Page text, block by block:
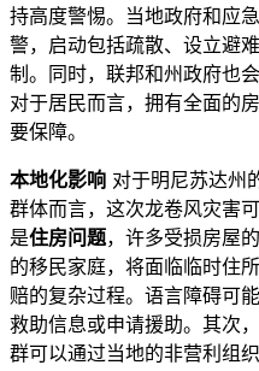
持高度警惕。当地政府和应
警，启动包括疏散、设立避
制。同时，联邦和州政府也
对于居民而言，拥有全面的
要保障。
本地化影响 对于明尼苏达州
群体而言，这次龙卷风灾害
是住房问题，许多受损房屋
的移民家庭，将面临临时住
赔的复杂过程。语言障碍可
救助信息或申请援助。其次，
群可以通过当地的非营利组